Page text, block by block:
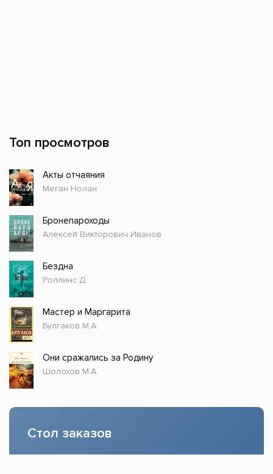
Топ просмотров
Акты отчаяния
Меган Нолан
Бронепароходы
Алексей Викторович Иванов
Бездна
Роллинс Д.
Мастер и Маргарита
Булгаков М.А.
Они сражались за Родину
Шолохов М.А.
Стол заказов